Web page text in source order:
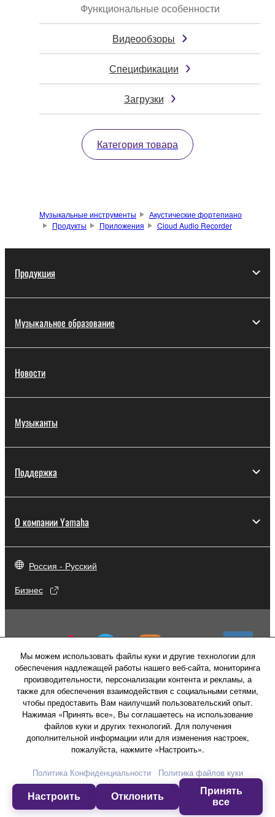
Функциональные особенности
Видеообзоры
Спецификации
Загрузки
Категория товара
Музыкальные инструменты
Акустические фортепиано
Продукты
Приложения Cloud Audio Recorder
Продукция
Музыкальное образование
Новости
Музыканты
Поддержка
О компании Yamaha
Россия - Русский
Бизнес
Мы можем использовать файлы куки и другие технологии для
обеспечения надлежащей работы нашего веб-сайта, мониторинга
производительности, персонализации контента и рекламы, а
также для обеспечения взаимодействия с социальными сетями,
чтобы предоставить Вам наилучший пользовательский опыт.
Нажимая «Принять все», Вы соглашаетесь на использование
файлов куки и других технологий. Для получения
дополнительной информации или для изменения настроек,
пожалуйста, нажмите «Настроить».
Политика Конфиденциальности
Политика файлов куки
Настроить Отклонить
Принять
все
Свяжитесь с намиУсловия использования
Политика конфиденциальности
Политика в отношении файлов куки